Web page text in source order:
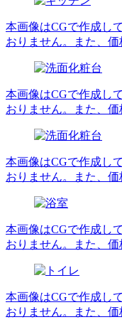
本画像はCGで作成し
おりません。また、価
本画像はCGで作成し
おりません。また、価
本画像はCGで作成し
おりません。また、価
本画像はCGで作成し
おりません。また、価
本画像はCGで作成し
おりません。また、価